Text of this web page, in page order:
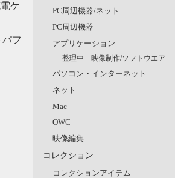
ケ
フ
PC周辺機器/ネット
PC周辺機器
アプリケーション
整理中 映像制作/ソフトウエア
パソコン・インターネット
ネット
Mac
OWC
映像編集
コレクション
コレクションアイテム